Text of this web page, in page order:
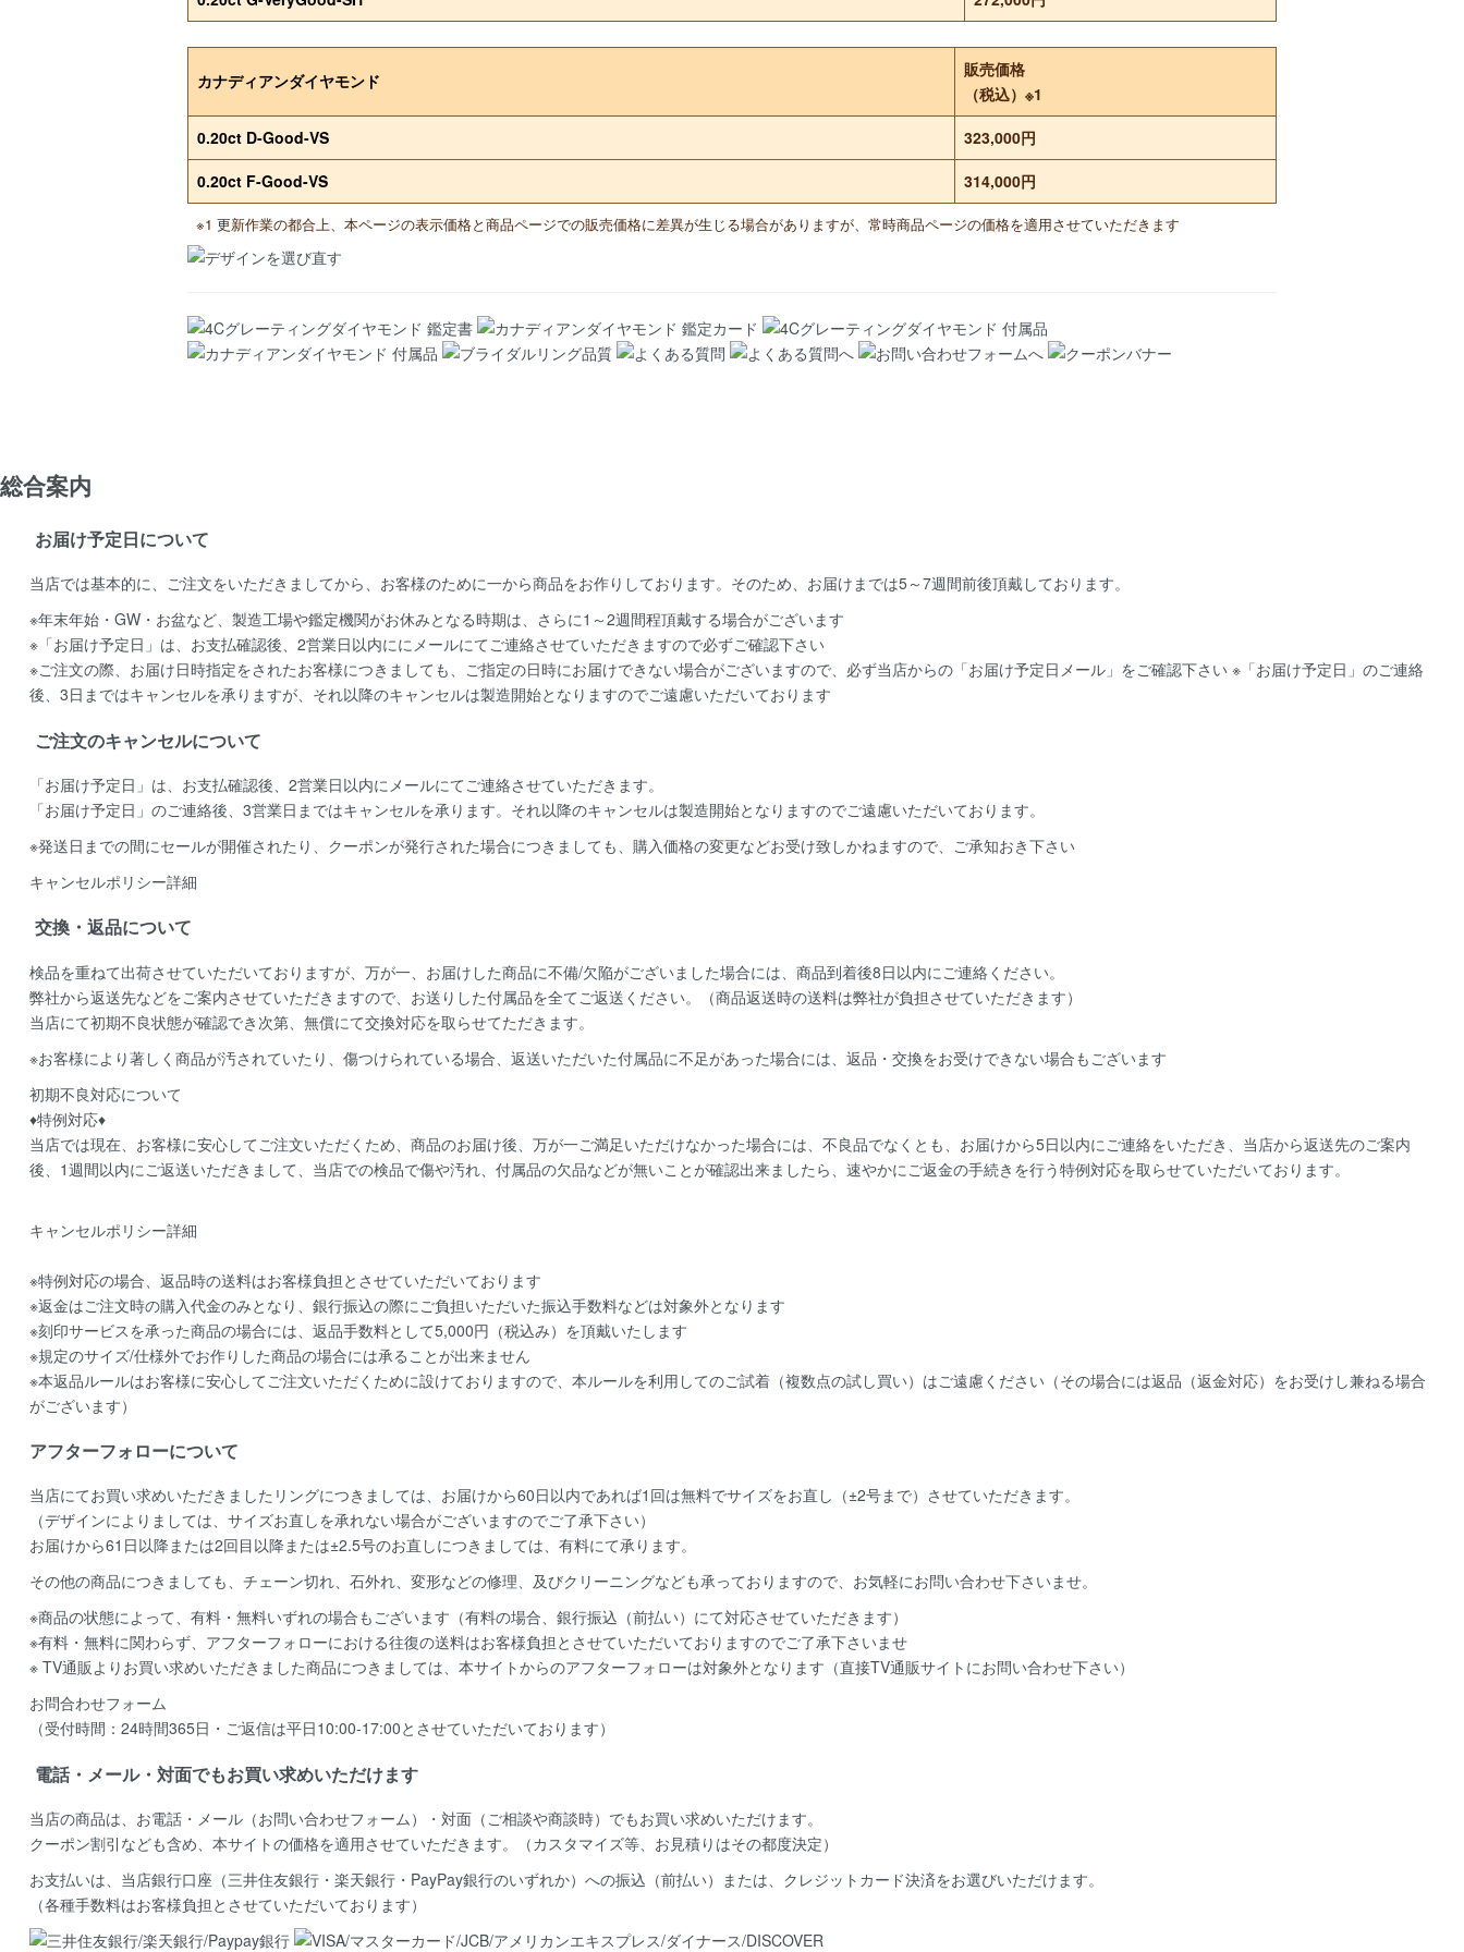
カナディアンダイヤモンド
販売価格
（税込）※1
0.20ct D-Good-VS
323,000円
0.20ct F-Good-VS
314,000円
※1 更新作業の都合上、本ページの表示価格と商品ページでの販売価格に差異が生じる場合がありますが、常時商品ページの価格を適用させていただきます
総合案内
お届け予定日について
当店では基本的に、ご注文をいただきましてから、お客様のために一から商品をお作りしております。そのため、お届けまでは5～7週間前後頂戴しております。
※年末年始・GW・お盆など、製造工場や鑑定機関がお休みとなる時期は、さらに1～2週間程頂戴する場合がございます
※「お届け予定日」は、お支払確認後、2営業日以内ににメールにてご連絡させていただきますので必ずご確認下さい
※ご注文の際、お届け日時指定をされたお客様につきましても、ご指定の日時にお届けできない場合がございますので、必ず当店からの「お届け予定日メール」をご確認下さい ※「お届け予定日」のご連絡
後、3日まではキャンセルを承りますが、それ以降のキャンセルは製造開始となりますのでご遠慮いただいております
ご注文のキャンセルについて
「お届け予定日」は、お支払確認後、 2営業日以内にメールにてご連絡させていただきます。
「お届け予定日」のご連絡後、 3営業日まではキャンセルを承ります。 それ以降のキャンセルは製造開始となりますのでご遠慮いただいております。
※発送日までの間にセールが開催されたり、クーポンが発行された場合につきましても、購入価格の変更などお受け致しかねますので、ご承知おき下さい
キャンセルポリシー詳細
交換・返品について
検品を重ねて出荷させていただいておりますが、万が一、お届けした商品に不備/欠陥がございました場合には、 商品到着後8日以内にご連絡ください。
弊社から返送先などをご案内させていただきますので、お送りした付属品を全てご返送ください。（商品返送時の送料は弊社が負担させていただきます）
当店にて初期不良状態が確認でき次第、無償にて交換対応を取らせてただきます。
※お客様により著しく商品が汚されていたり、傷つけられている場合、返送いただいた付属品に不足があった場合には、返品・交換をお受けできない場合もございます
初期不良対応について
♦特例対応♦
当店では現在、お客様に安心してご注文いただくため、商品のお届け後、万が一ご満足いただけなかった場合には、不良品でなくとも、お届けから5日以内にご連絡をいただき、当店から返送先のご案内
後、1週間以内にご返送いただきまして、当店での検品で傷や汚れ、付属品の欠品などが無いことが確認出来ましたら、速やかにご返金の手続きを行う特例対応を取らせていただいております。
キャンセルポリシー詳細
※特例対応の場合、返品時の送料はお客様負担とさせていただいております
※返金はご注文時の購入代金のみとなり、銀行振込の際にご負担いただいた振込手数料などは対象外となります
※刻印サービスを承った商品の場合には、返品手数料として5,000円（税込み）を頂戴いたします
※規定のサイズ/仕様外でお作りした商品の場合には承ることが出来ません
※本返品ルールはお客様に安心してご注文いただくために設けておりますので、本ルールを利用してのご試着（複数点の試し買い）はご遠慮ください（その場合には返品（返金対応）をお受けし兼ねる場合
がございます）
アフターフォローについて
当店にてお買い求めいただきましたリングにつきましては、お届けから60日以内であれば1回は無料でサイズをお直し（±2号まで）させていただきます。
（デザインによりましては、サイズお直しを承れない場合がございますのでご了承下さい）
お届けから61日以降または2回目以降または±2.5号のお直しにつきましては、有料にて承ります。
その他の商品につきましても、チェーン切れ、石外れ、変形などの修理、及びクリーニングなども承っておりますので、お気軽にお問い合わせ下さいませ。
※商品の状態によって、有料・無料いずれの場合もございます（有料の場合、銀行振込（前払い）にて対応させていただきます）
※有料・無料に関わらず、アフターフォローにおける往復の送料はお客様負担とさせていただいておりますのでご了承下さいませ
※ TV通販よりお買い求めいただきました商品につきましては、本サイトからのアフターフォローは対象外となります（直接TV通販サイトにお問い合わせ下さい）
お問合わせフォーム
（受付時間：24時間365日・ご返信は平日10:00-17:00とさせていただいております）
電話・メール・対面でもお買い求めいただけます
当店の商品は、お電話・メール（お問い合わせフォーム）・対面（ご相談や商談時）でもお買い求めいただけます。
クーポン割引なども含め、本サイトの価格を適用させていただきます。（カスタマイズ等、お見積りはその都度決定）
お支払いは、当店銀行口座（三井住友銀行・楽天銀行・PayPay銀行のいずれか）への振込（前払い）または、クレジットカード決済をお選びいただけます。
（各種手数料はお客様負担とさせていただいております）